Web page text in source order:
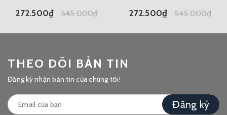
272.500₫ 545.000₫ 272.500₫ 545.000₫
THEO DÕI BẢN TIN
Đăng ký nhận bản tin của chúng tôi!
Đăng ký